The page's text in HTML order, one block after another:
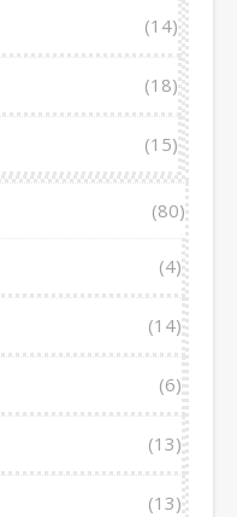
(14)
(18)
(15)
(80)
(4)
(14)
(6)
(13)
(13)